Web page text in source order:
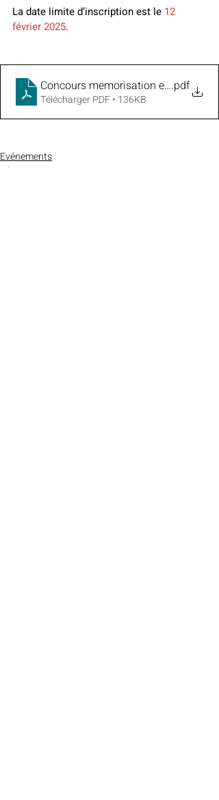
La date limite d’inscription est le 12
février 2025.
Concours memorisation et .pdf
Télécharger PDF • 136KB
Evénements
Islam